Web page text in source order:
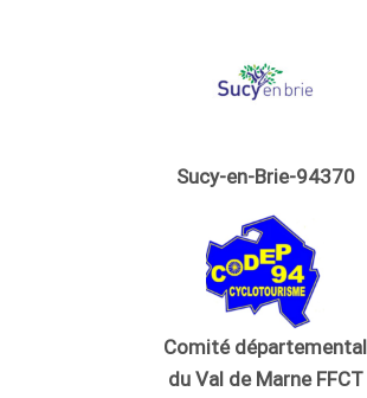
Sucy-en-Brie-94370
Comité départemental
du Val de Marne FFCT